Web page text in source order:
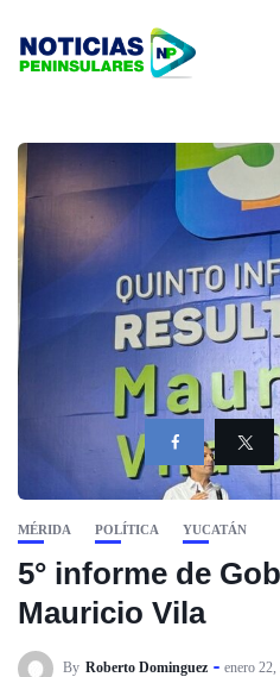
MÉRIDA POLÍTICA YUCATÁN
5° informe de
Mauricio Vila
By Roberto Dominguez enero